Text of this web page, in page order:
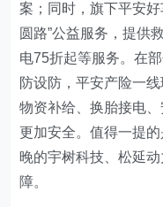
案；同时，旗下平安
圆路”公益服务，提供
电75折起等服务。在
防设防，平安产险一
物资补给、换胎接电
更加安全。值得一提
晚的宇树科技、松延
障。